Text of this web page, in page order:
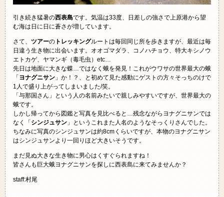
引き続き猛暑の西表島です。気温は33度、日差しの強さで上原港から望
む海は日に日に蒼さが増しています。
さて、 ツアーのトレッキングルートは毎回同じ所を歩きますが、最近は毎
日違う生き物に出会います。オオゴマダラ、コノハチョウ、特大キシノウ
エトカゲ、ヤマンギ（毒毛虫）etc…
先日は地面に大きな蝶…ではなく蛾を発見！これがウワサの世界最大の蛾
「ヨナグニサン」か！？、と初めて見た感動にゲストの方々そっちのけで
1人で盛り上がってしまいました/笑。
「与那国さん」という人の名前みたいで親しみやすいですが、世界最大の
蛾です。
しかし帰ってから図鑑と写真を見比べると…残念ながらヨナグニサンでは
なく「シンジュサン」というこれまた人名のようなそっくりさんでした。
ちなみに写真のシンジュサンは約8cmくらいですが、本物のヨナグニサン
はシンジュサンより一回りほど大きいそうです。
まだ見ぬ大きな生き物に男心はくすぐられますね！
皆さんも巨大蛾ヨナグニサンを探しに西表島に来てみませんか？
staff:村尾